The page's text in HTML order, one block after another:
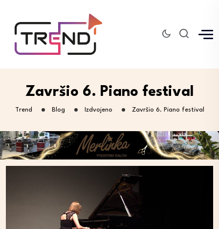
Završio 6. Piano festival
Trend Blog Izdvojeno Završio 6. Piano festival